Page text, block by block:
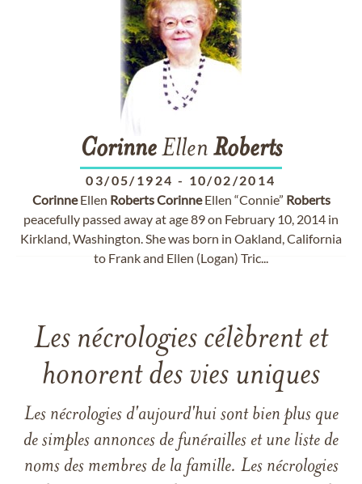
CorinneEllen Roberts
03/05/1924 - 10/02/2014
CorinneEllen RobertsCorinneEllen “Connie” Roberts
peacefully passed away at age 89 on February 10, 2014 in
Kirkland, Washington. She was born in Oakland, California
to Frank and Ellen (Logan) Tric...
Les nécrologies célèbrent et
honorent des vies uniques
Les nécrologies d'aujourd'hui sont bien plus que
de simples annonces de funérailles et une liste de
noms des membres de la famille. Les nécrologies